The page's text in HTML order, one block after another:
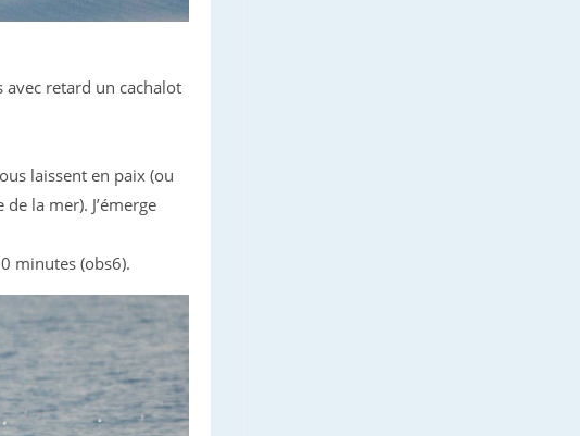
avec retard un cachalot
laissent en paix (ou
la mer). J’émerge
minutes (obs6).